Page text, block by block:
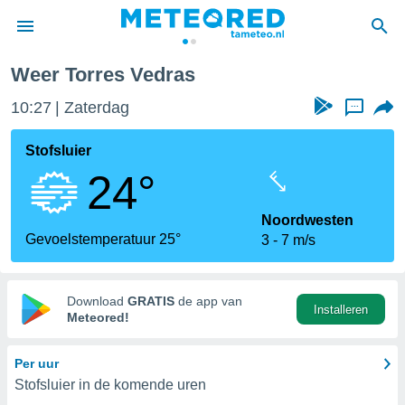
door
verstrekte
hoge
hebt de
voor
op basis
Weer Torres Vedras
10:27 Zaterdag ...
Stofsluier
24°
Gevoelstemperatuur 25°
Noordwesten
3
7 m/s
Download GRATIS de app van
Meteored!
Installeren
Per uur
Stofsluier in de komende uren